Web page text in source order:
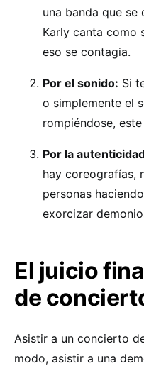
una banda que se
Karly canta como
eso se contagia.
Por el sonido: Si
o simplemente el
rompiéndose,
Por la
hay coreografías,
personas
exorcizar
El juicio
de
Asistir a un concierto
modo, asistir a una